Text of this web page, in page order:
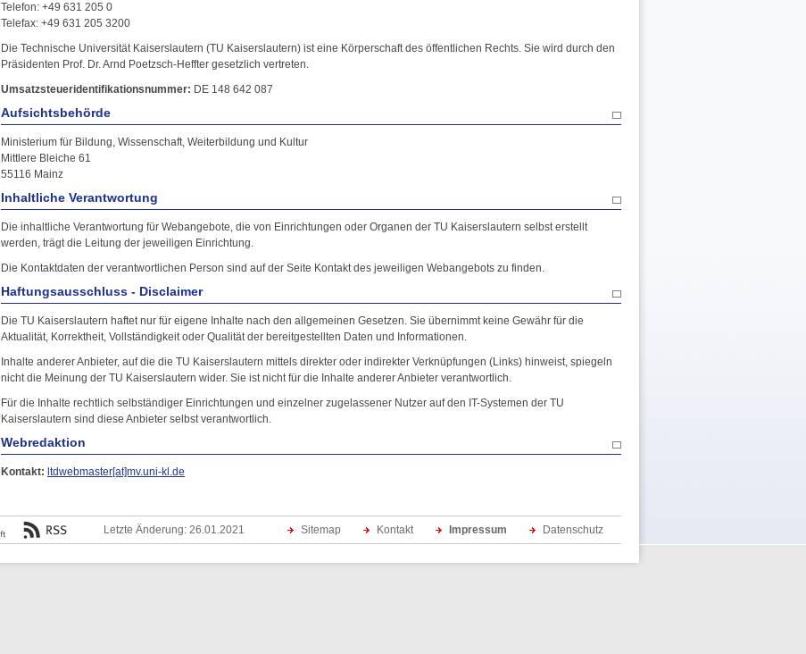
Telefon: +49 631 205 0
Telefax: +49 631 205 3200
Die Technische Universität Kaiserslautern (TU Kaiserslautern) ist eine Körperschaft des öffentlichen Rechts. Sie wird durch den
Präsidenten Prof. Dr. Arnd Poetzsch-Heffter gesetzlich vertreten.
Umsatzsteueridentifikationsnummer: DE 148 642 087
Aufsichtsbehörde
Ministerium für Bildung, Wissenschaft, Weiterbildung und Kultur
Mittlere Bleiche 61
55116 Mainz
Inhaltliche Verantwortung
Die inhaltliche Verantwortung für Webangebote, die von Einrichtungen oder Organen der TU Kaiserslautern selbst erstellt
werden, trägt die Leitung der jeweiligen Einrichtung.
Die Kontaktdaten der verantwortlichen Person sind auf der Seite Kontakt des jeweiligen Webangebots zu finden.
Haftungsausschluss - Disclaimer
Die TU Kaiserslautern haftet nur für eigene Inhalte nach den allgemeinen Gesetzen. Sie übernimmt keine Gewähr für die
Aktualität, Korrektheit, Vollständigkeit oder Qualität der bereitgestellten Daten und Informationen.
Inhalte anderer Anbieter, auf die die TU Kaiserslautern mittels direkter oder indirekter Verknüpfungen (Links) hinweist, spiegeln
nicht die Meinung der TU Kaiserslautern wider. Sie ist nicht für die Inhalte anderer Anbieter verantwortlich.
Für die Inhalte rechtlich selbständiger Einrichtungen und einzelner zugelassener Nutzer auf den IT-Systemen der TU
Kaiserslautern sind diese Anbieter selbst verantwortlich.
Webredaktion
Kontakt: ltdwebmaster[at]mv.uni-kl.de
Sitemap Kontakt Impressum Datenschutz
Letzte Änderung: 26.01.2021